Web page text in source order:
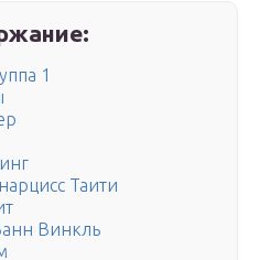
1
Таити
Винкль